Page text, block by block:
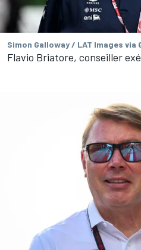
Simon Galloway / LAT Images via
Flavio Briatore, conseiller